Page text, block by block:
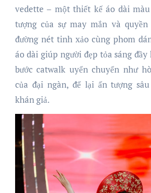
vedette – một thiết kế áo dài
tượng của sự may mắn và
đường nét tinh xảo cùng phom
áo dài giúp người đẹp tỏa sáng
bước catwalk uyển chuyển như
của đại ngàn, để lại ấn tượng
khán giả.